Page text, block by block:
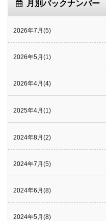
月別バックナンバー
2026年7月(5)
2026年5月(1)
2026年4月(4)
2025年4月(1)
2024年8月(2)
2024年7月(5)
2024年6月(8)
2024年5月(8)